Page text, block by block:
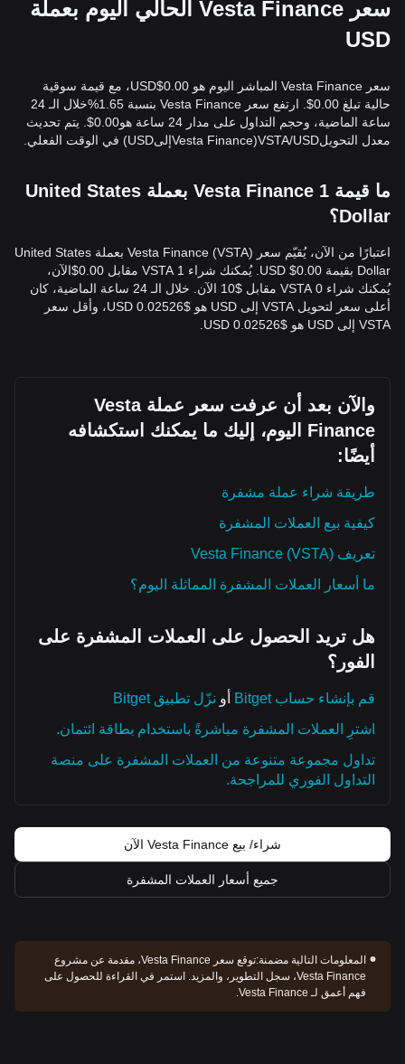
سعر Vesta Finance الحالي اليوم بعملة
USD
سعر Vesta Finance المباشر اليوم هو 0.00$USD، مع قيمة سوقية
حالية تبلغ 0.00$. ارتفع سعر Vesta Finance بنسبة 1.65%خلال الـ 24
ساعة الماضية، وحجم التداول على مدار 24 ساعة هو0.00$. يتم تحديث
معدل التحويلVSTA/USD(Vesta FinanceإلىUSD) في الوقت الفعلي.
ما قيمة 1 Vesta Finance بعملة United States
Dollar؟
اعتبارًا من الآن، يُقيّم سعر Vesta Finance (VSTA) بعملة United States
Dollar بقيمة 0.00$ USD. يُمكنك شراء 1 VSTA مقابل 0.00$الآن،
يُمكنك شراء 0 VSTA مقابل $10 الآن. خلال الـ 24 ساعة الماضية، كان
أعلى سعر لتحويل VSTA إلى USD هو $0.02526 USD، وأقل سعر
VSTA إلى USD هو $0.02526 USD.
والآن بعد أن عرفت سعر عملة Vesta
Finance اليوم، إليك ما يمكنك استكشافه
أيضًا:
طريقة شراء عملة مشفرة
كيفية بيع العملات المشفرة
تعريف Vesta Finance (VSTA)
ما أسعار العملات المشفرة المماثلة اليوم؟
هل تريد الحصول على العملات المشفرة على
الفور؟
قم بإنشاء حساب Bitget أو نزّل تطبيق Bitget
اشترِ العملات المشفرة مباشرةً باستخدام بطاقة ائتمان.
تداول مجموعة متنوعة من العملات المشفرة على منصة
التداول الفوري للمراجحة.
شراء/ بيع Vesta Finance الآن
جميع أسعار العملات المشفرة
المعلومات التالية مضمنة:
توقع سعر Vesta Finance، مقدمة عن مشروع
Vesta Finance، سجل التطوير، والمزيد. استمر في القراءة للحصول على
فهم أعمق لـ Vesta Finance.